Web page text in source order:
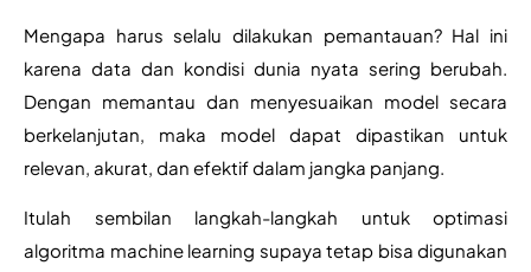
Mengapa harus selalu dilakukan pemantauan? Hal ini
karena data dan kondisi dunia nyata sering berubah.
Dengan memantau dan menyesuaikan model secara
berkelanjutan, maka model dapat dipastikan untuk
relevan, akurat, dan efektif dalam jangka panjang.
Itulah sembilan langkah-langkah untuk optimasi
algoritma machine learning supaya tetap bisa digunakan